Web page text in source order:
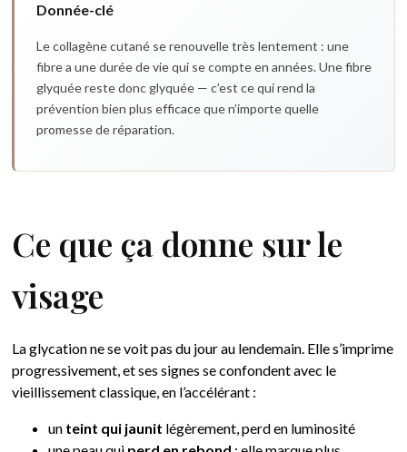
Donnée-clé
Le collagène cutané se renouvelle très lentement : une
fibre a une durée de vie qui se compte en années. Une fibre
glyquée reste donc glyquée — c’est ce qui rend la
prévention bien plus efficace que n’importe quelle
promesse de réparation.
Ce que ça donne sur le
visage
La glycation ne se voit pas du jour au lendemain. Elle s’imprime
progressivement, et ses signes se confondent avec le
vieillissement classique, en l’accélérant :
un teint qui jaunit légèrement, perd en luminosité